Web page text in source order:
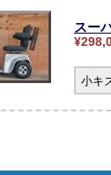
スー
小キ